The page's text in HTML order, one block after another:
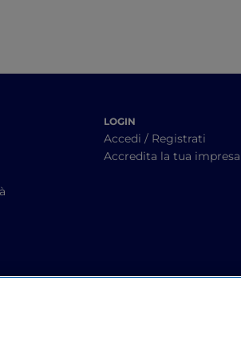
LOGIN
Accedi / Registrati
Accredita la tua impresa